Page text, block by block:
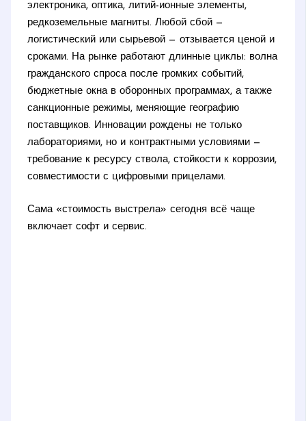
электроника, оптика, литий-ионные элементы,
редкоземельные магниты. Любой сбой —
логистический или сырьевой — отзывается ценой и
сроками. На рынке работают длинные циклы: волна
гражданского спроса после громких событий,
бюджетные окна в оборонных программах, а также
санкционные режимы, меняющие географию
поставщиков. Инновации рождены не только
лабораториями, но и контрактными условиями —
требование к ресурсу ствола, стойкости к коррозии,
совместимости с цифровыми прицелами.
Сама «стоимость выстрела» сегодня всё чаще
включает софт и сервис.